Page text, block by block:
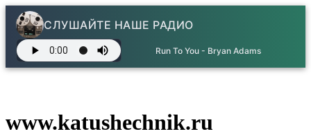
СЛУШАЙТЕ НАШЕ РАДИО
Run To You - Bryan Adams
www.katushechnik.ru